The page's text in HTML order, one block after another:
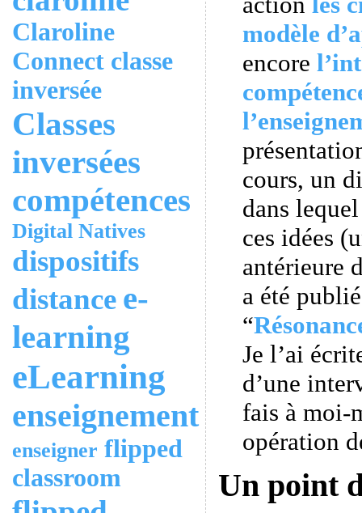
Claroline
Connect classe
inversée
Classes
inversées
compétences
Digital Natives
dispositifs
distance e-
learning
eLearning
enseignement
enseigner flipped
classroom
modèle
encore
cours, un
dans
ces idées
antérieure
a été
“
Je l’ai
d’une
fais à moi-
opération
Un point